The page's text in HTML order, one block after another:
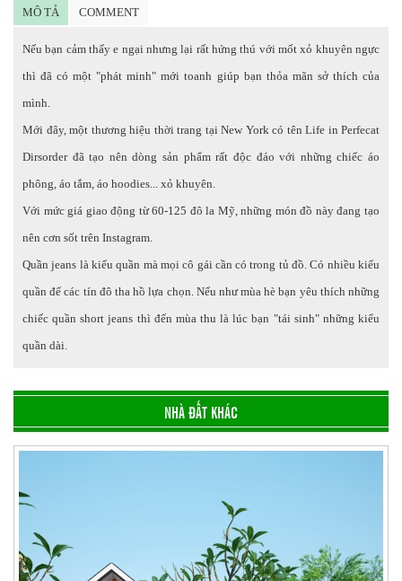
MÔ TẢ COMMENT
Nếu bạn cảm thấy e ngại nhưng lại rất hứng thú với mốt xỏ khuyên ngực
thì đã có một "phát minh" mới toanh giúp bạn thỏa mãn sở thích của
mình.
Mới đây, một thương hiệu thời trang tại New York có tên Life in Perfecat
Dirsorder đã tạo nên dòng sản phẩm rất độc đáo với những chiếc áo
phông, áo tắm, áo hoodies... xỏ khuyên.
Với mức giá giao động từ 60-125 đô la Mỹ, những món đồ này đang tạo
nên cơn sốt trên Instagram.
Quần jeans là kiểu quần mà mọi cô gái cần có trong tủ đồ. Có nhiều kiểu
quần để các tín đô tha hồ lựa chọn. Nếu như mùa hè bạn yêu thích những
chiếc quần short jeans thì đến mùa thu là lúc bạn "tái sinh" những kiểu
quần dài.
NHÀ ĐẤT KHÁC